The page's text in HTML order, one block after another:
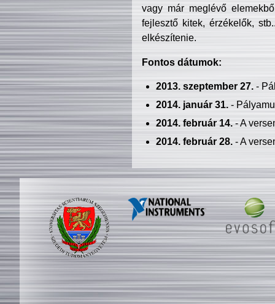
vagy már meglévő
fejlesztő kitek, érzékelők,
elkészítenie.
Fontos dátumok:
2013. szeptember 27.-
2014. január 31.-
2014. február 14.- A
2014. február 28.- A